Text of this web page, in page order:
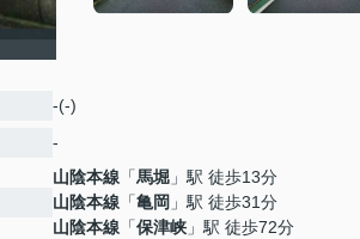
-(-)
-
山陰本線 「馬堀 」駅 徒歩13分
山陰本線 「亀岡 」駅 徒歩31分
山陰本線 「保津峡 」駅 徒歩72分